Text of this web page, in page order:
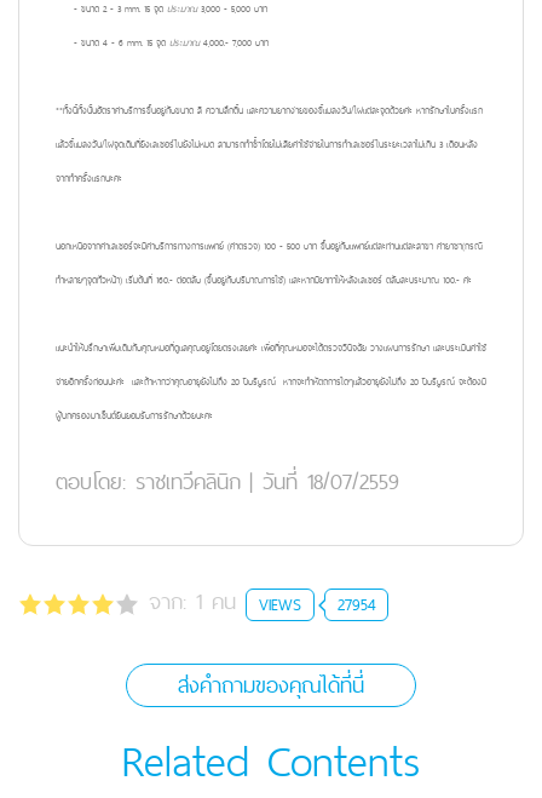
- ขนาด 2 - 3 mm. 15 จุด ประมาณ3,000 - 5,000 บาท
- ขนาด 4 - 6 mm. 15 จุด ประมาณ4,000.- 7,000 บาท
**ทั้งนี้ทั้งนั้นอัตราค่าบริการขึ้นอยู่กับขนาด สี ความลึกตื้น และความยากง่ายของขี้แมลงวัน/ไฝแต่ละจุดด้วยค่ะ หากรักษาไปครั้งแรก
แล้วขี้แมลงวัน/ไฝจุดเดิมที่ยิงเลเซอร์ไปยังไม่หมด สามารถทำซ้ำโดยไม่เสียค่าใช้จ่ายในการทำเลเซอร์ในระยะเวลาไม่เกิน 3 เดือนหลัง
จากทำครั้งแรกนะคะ
นอกเหนือจากค่าเลเซอร์จะมีค่าบริการทางการแพทย์ (ค่าตรวจ) 100 - 500 บาท ขึ้นอยู่กับแพทย์แต่ละท่านแต่ละสาขา ค่ายาชา(กรณี
ทำหลายๆจุดทั่วหน้า) เริ่มต้นที่ 160.- ต่อตลับ (ขึ้นอยู่กับปริมาณการใช้) และหากมียาทาให้หลังเลเซอร์ ตลับละประมาณ 100.- ค่ะ
แนะนำให้ปรึกษาเพิ่มเติมกับคุณหมอที่ดูแลคุณอยู่โดยตรงเลยค่ะ เพื่อที่คุณหมอจะได้ตรวจวินิจฉัย วางแผนการรักษา และประเมินค่าใช้
จ่ายอีกครั้งก่อนน่ะค่ะ และถ้าหากว่าคุณอายุยังไม่ถึง 20 ปีบริบูรณ์ หากจะทำหัตถการใดๆแล้วอายุยังไม่ถึง 20 ปีบริบูรณ์ จะต้องมี
ผู้ปกครองมาเซ็นต์ยินยอมรับการรักษาด้วยนะคะ
ตอบโดย: ราชเทวีคลินิก | วันที่ 18/07/2559
จาก: 1 คน VIEWS 27954
ส่งคำถามของคุณได้ที่นี่
Related Contents